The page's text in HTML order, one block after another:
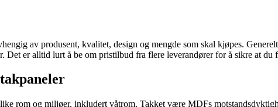
av produsent, kvalitet, design og mengde som skal kjøpes.
Det er alltid lurt å be om pristilbud fra flere leverandører for å sikre at du
rom og miljøer, inkludert våtrom. Takket være MDFs